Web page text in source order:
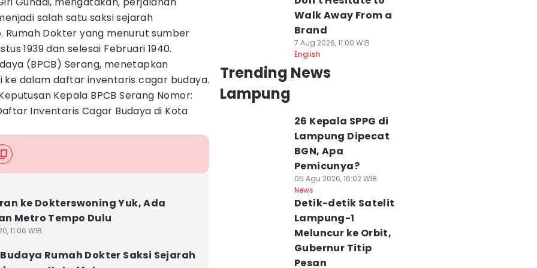
salah satu saksi sejarah
Dokter yang menurut sumber
1939 dan selesai Februari 1940.
(BPCB) Serang, menetapkan
ke dalam daftar inventaris cagar budaya.
Kepala BPCB Serang Nomor:
Inventaris Cagar Budaya di Kota
ke Dokterswoning Yuk, Ada
Metro Tempo Dulu
11:06 WIB
Rumah Dokter Saksi Sejarah
Walk Away From a
Brand
7 Aug 2026, 11:00 WIB
English
Trending News
Lampung
26 Kepala SPPG di
Lampung Dipecat
BGN, Apa
Pemicunya?
05 Agu 2026, 16:02 WIB
News
Detik-detik Satelit
Lampung-1
Meluncur ke Orbit,
Gubernur Titip
Pesan